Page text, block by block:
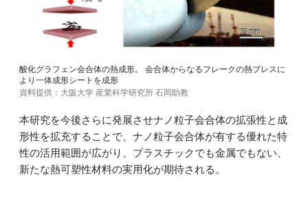
酸化グラフェン会合体の熱成形。 会合体からなるフレークの熱プレスに
より一体成形シートを成形
資料提供：大阪大学 産業科学研究所 石岡助教
本研究を今後さらに発展させナノ粒子会合体の拡張性と成
形性を拡充することで、ナノ粒子会合体が有する優れた特
性の活用範囲が広がり、プラスチックでも金属でもない、
新たな熱可塑性材料の実用化が期待される。